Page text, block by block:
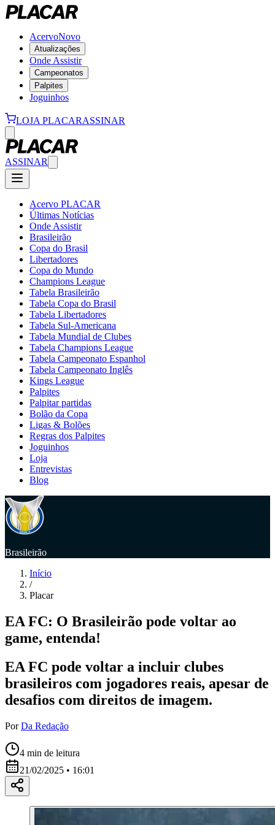
AcervoNovo
Atualizações
Onde Assistir
Campeonatos
Palpites
Joguinhos
LOJA PLACARASSINAR
ASSINAR
Acervo PLACAR
Últimas Notícias
Onde Assistir
Brasileirão
Copa do Brasil
Libertadores
Copa do Mundo
Champions League
Tabela Brasileirão
Tabela Copa do Brasil
Tabela Libertadores
Tabela Sul-Americana
Tabela Mundial de Clubes
Tabela Champions League
Tabela Campeonato Espanhol
Tabela Campeonato Inglês
Kings League
Palpites
Palpitar partidas
Bolão da Copa
Ligas & Bolões
Regras dos Palpites
Joguinhos
Loja
Entrevistas
Blog
Brasileirão
Início
/
Placar
EA FC: O Brasileirão pode voltar ao
game, entenda!
EA FC pode voltar a incluir clubes
brasileiros com jogadores reais, apesar de
desafios com direitos de imagem.
Por Da Redação
4 min de leitura
21/02/2025 • 16:01